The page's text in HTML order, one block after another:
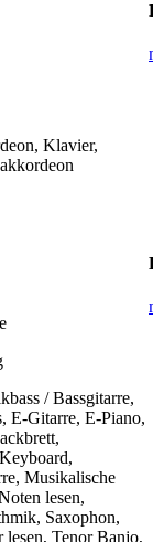
Klavier,
/ Bassgitarre,
E-Gitarre, E-Piano,
Musikalische
lesen,
Saxophon,
lesen, Tenor Banjo,